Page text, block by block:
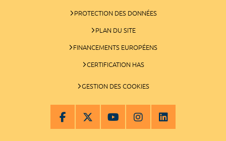
PROTECTION DES DONNÉES
PLAN DU SITE
FINANCEMENTS EUROPÉENS
CERTIFICATION HAS
GESTION DES COOKIES